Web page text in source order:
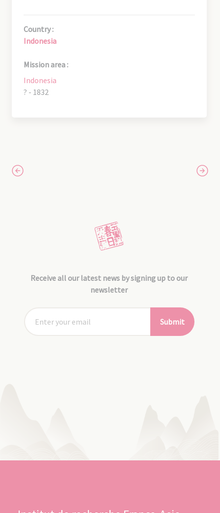
Country :
Indonesia
Mission area :
Indonesia
? - 1832
Receive all our latest news by signing up to our
newsletter
Submit